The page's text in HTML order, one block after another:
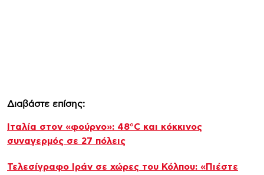
Διαβάστε επίσης:
Ιταλία στον «φούρνο»: 48°C και κόκκινος
συναγερμός σε 27 πόλεις
Τελεσίγραφο Ιράν σε χώρες του Κόλπου: «Πιέστε